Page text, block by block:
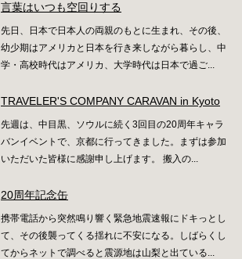
言葉はいつも空回りする
先日、日本で日本人の両親のもとに生まれ、その後、
幼少期はアメリカと日本を行き来しながら暮らし、中
学・高校時代はアメリカ、大学時代は日本で過ご...
TRAVELER'S COMPANY CARAVAN in Kyoto
先週は、中目黒、ソウルに続く3回目の20周年キャラ
バンイベントで、京都に行ってきました。まずは参加
いただいた皆様に感謝申し上げます。 搬入の...
20周年記念缶
携帯電話から突然鳴り響く緊急地震速報にドキっとし
て、その後襲ってくる揺れに不安になる。しばらくし
てからネットで調べると震源地は山梨と出ている...